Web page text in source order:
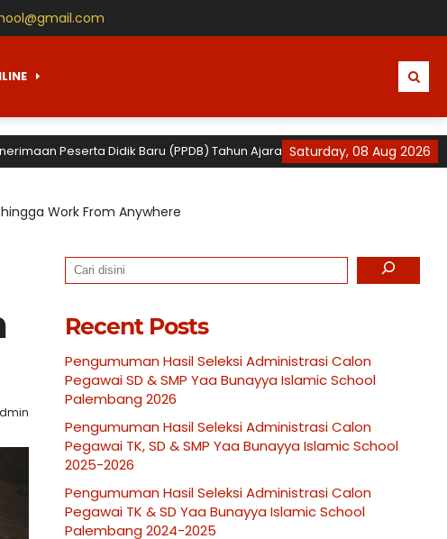
Saturday, 08 Aug 2026
Peserta Didik Baru (PPDB) Tahun Ajaran 2026 / 2027 untuk TK, SD
Work From Anywhere
Search
Recent Posts
Pengumuman Hasil Seleksi Administrasi Calon
Pegawai SD & SMP Yaa Bunayya Islamic School
Palembang 2026
Pengumuman Hasil Seleksi Administrasi Calon
Pegawai TK, SD & SMP Yaa Bunayya Islamic School
2025-2026
Pengumuman Hasil Seleksi Administrasi Calon
Pegawai TK & SD Yaa Bunayya Islamic School
Palembang 2024-2025